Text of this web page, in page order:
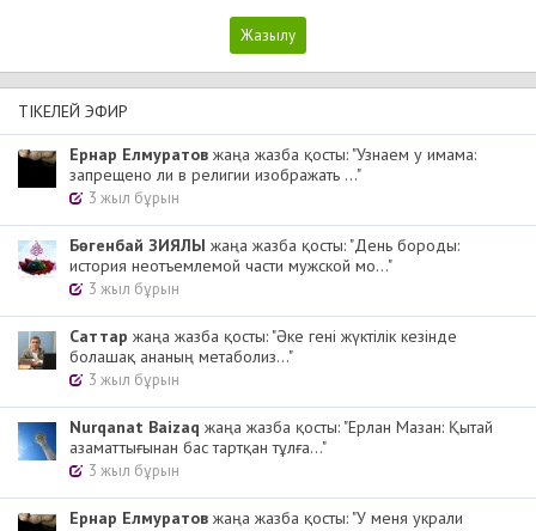
ТІКЕЛЕЙ ЭФИР
Ернар Елмуратов жаңа жазба қосты: "Узнаем у имама:
запрещено ли в религии изображать ..."
3 жыл бұрын
Бөгенбай ЗИЯЛЫ жаңа жазба қосты: "День бороды:
история неотъемлемой части мужской мо..."
3 жыл бұрын
Cаттар жаңа жазба қосты: "Әке гені жүктілік кезінде
болашақ ананың метаболиз..."
3 жыл бұрын
Nurqanat Baizaq жаңа жазба қосты: "Ерлан Мазан: Қытай
азаматтығынан бас тартқан тұлға..."
3 жыл бұрын
Ернар Елмуратов жаңа жазба қосты: "У меня украли